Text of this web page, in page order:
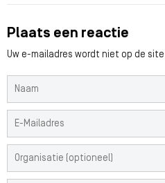
Plaats een reactie
Uw e-mailadres wordt niet op de